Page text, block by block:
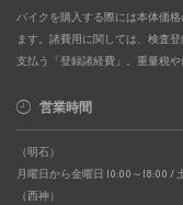
バイクを購入する際には本体価
ます。諸費用に関しては、検査
支払う「登録諸経費」。重量税
営業時間
（明石）
月曜日から金曜日 10:00～18:00 /
（西神）